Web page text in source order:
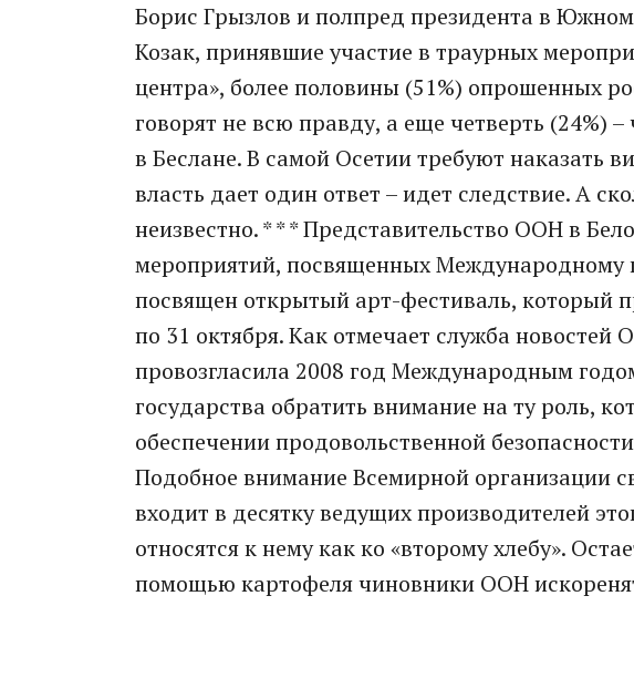
Борис Грызлов и полпред президента в
Козак, принявшие участие в траурных
центра», более половины (51%) опрошенных
говорят не всю правду, а еще четверть (24%)
в Беслане. В самой Осетии требуют наказать
власть дает один ответ – идет следствие. А
неизвестно. * * * Представительство ООН в
мероприятий, посвященных Международному
посвящен открытый арт-фестиваль, который
по 31 октября. Как отмечает служба
провозгласила 2008 год Международным
государства обратить внимание на ту роль,
обеспечении продовольственной
Подобное внимание Всемирной организации
входит в десятку ведущих производителей
относятся к нему как ко «второму хлебу».
помощью картофеля чиновники ООН